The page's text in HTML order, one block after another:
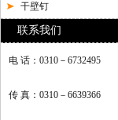
干壁钉
联系我们
电 话：0310－6732495
传 真：0310－6639366